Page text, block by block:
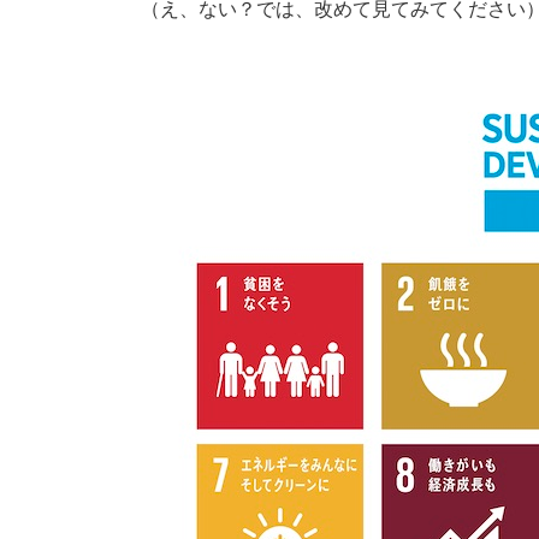
（え、ない？では、改めて見てみてください